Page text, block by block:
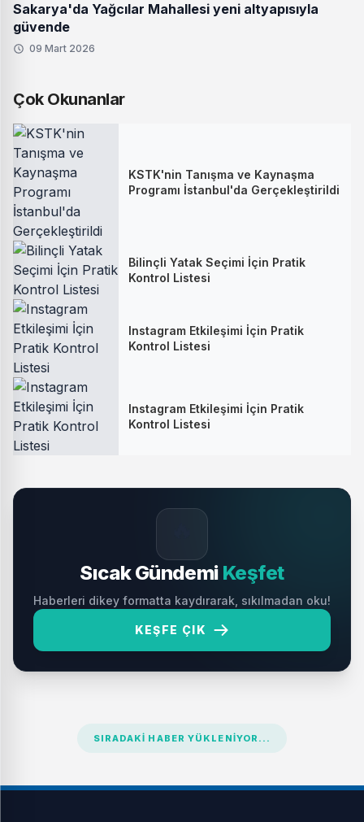
Sakarya'da Yağcılar Mahallesi yeni altyapısıyla
güvende
09 Mart 2026
Çok Okunanlar
KSTK'nin Tanışma ve Kaynaşma
Programı İstanbul'da Gerçekleştirildi
Bilinçli Yatak Seçimi İçin Pratik
Kontrol Listesi
Instagram Etkileşimi İçin Pratik
Kontrol Listesi
Instagram Etkileşimi İçin Pratik
Kontrol Listesi
Sıcak Gündemi Keşfet
Haberleri dikey formatta kaydırarak, sıkılmadan oku!
KEŞFE ÇIK
SIRADAKI HABER YÜKLENIYOR...